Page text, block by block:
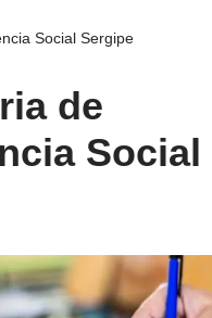
Social Sergipe
de
Social